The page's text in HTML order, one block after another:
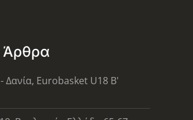
Άρθρα
Δανία, Eurobasket U18 Β'